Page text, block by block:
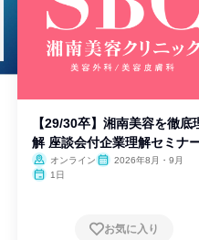
【29/30卒】湘南美容を徹底
解 座談会付企業理解セミナ
オンライン
2026年8月・9月
1日
お気に入り